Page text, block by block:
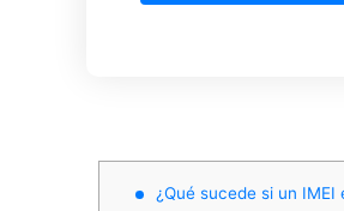
¿Qué sucede si un